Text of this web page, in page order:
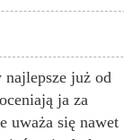
już od
ja za
uważa się nawet